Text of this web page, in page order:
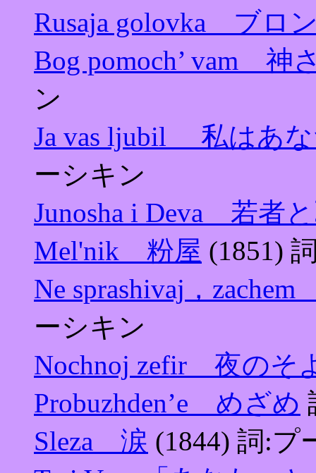
Rusaja golovka ブロ
Bog pomoch’ vam 神
ン
Ja vas ljubil 私はあ
ーシキン
Junosha i Deva 若者
Mel'nik 粉屋 (1851)
Ne sprashivaj，
ーシキン
Nochnoj zefir 夜のそ
Probuzhden’e めざめ
Sleza 涙 (1844) 詞:プ